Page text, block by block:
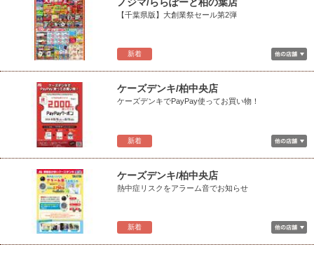
新着
【千葉県版】大創業祭セール第2弾
新着
ケーズデンキ/柏中央店
ケーズデンキでPayPay使ってお買い物！
新着
ケーズデンキ/柏中央店
熱中症リスクをアラーム音でお知らせ